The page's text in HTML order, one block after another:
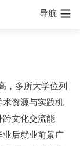
导航
，多所大学位列
术资源与实践机
跨文化交流能
业后就业前景广